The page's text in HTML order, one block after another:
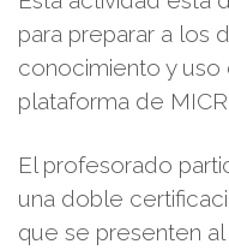
para preparar a los
conocimiento y uso
plataforma de
El profesorado
una doble
que se presenten